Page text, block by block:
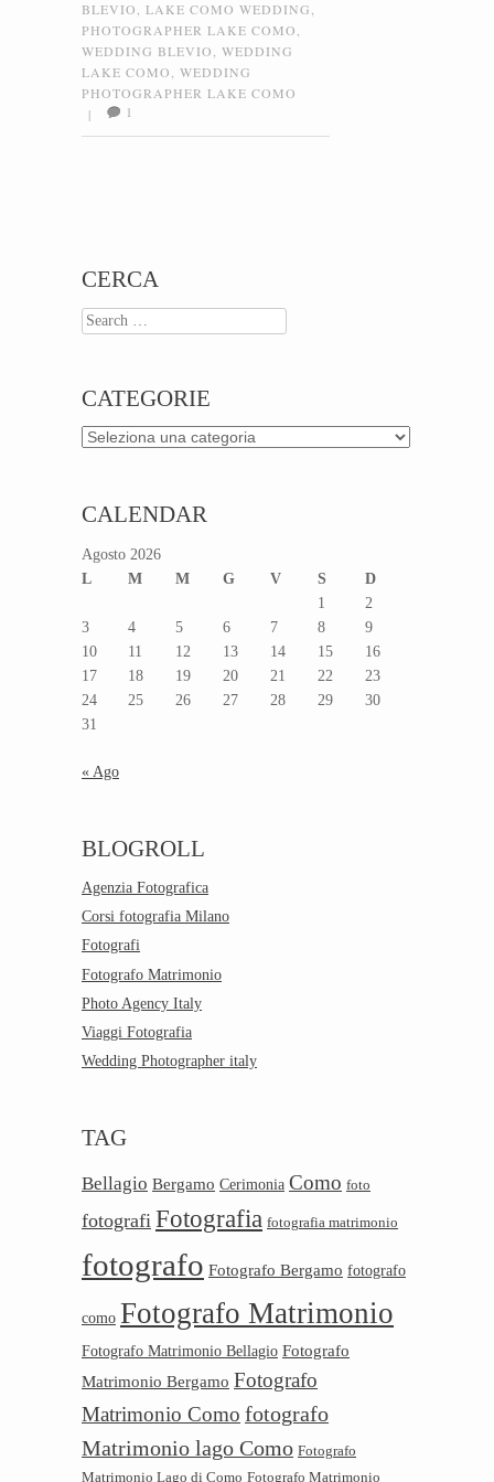
BLEVIO LAKE COMO WEDDING
PHOTOGRAPHER LAKE COMO
WEDDING BLEVIO
WEDDING
LAKE COMO
WEDDING
PHOTOGRAPHER LAKE COMO
|
1
CERCA
Search
CATEGORIE
Categorie
CALENDAR
Agosto 2026
L
M M G V S
D
1
2
3
4 5 6 7 8
9
10
11 12 13 14 15
16
17
18 19 20 21 22
23
24
25 26 27 28 29
30
31
« Ago
BLOGROLL
Agenzia Fotografica
Corsi fotografia Milano
Fotografi
Fotografo Matrimonio
Photo Agency Italy
Viaggi Fotografia
Wedding Photographer italy
TAG
Bellagio Bergamo Cerimonia Como foto
fotografi Fotografia fotografia matrimonio
fotografo Fotografo Bergamo fotografo
como Fotografo Matrimonio
Fotografo Matrimonio Bellagio Fotografo
Matrimonio Bergamo Fotografo
Matrimonio Como fotografo
Matrimonio lago Como Fotografo
Matrimonio Lago di Como Fotografo Matrimonio